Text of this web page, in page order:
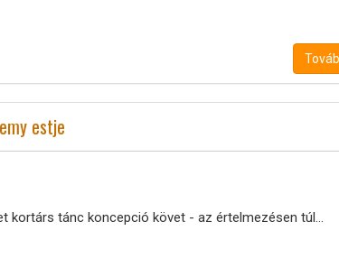
estje
kortárs tánc koncepció követ - az értelmezésen túl…